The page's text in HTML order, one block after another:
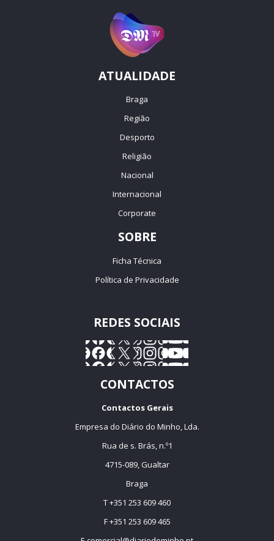
ATUALIDADE
Braga
Região
Desporto
Religião
Nacional
Internacional
Corporate
SOBRE
Ficha Técnica
Política de Privacidade
REDES SOCIAIS
CONTACTOS
Contactos Gerais
Empresa do Diário do Minho, Lda.
Rua de s. Brás, n.º1
4715-089, Gualtar
Braga
T +351 253 609 460
F +351 253 609 465